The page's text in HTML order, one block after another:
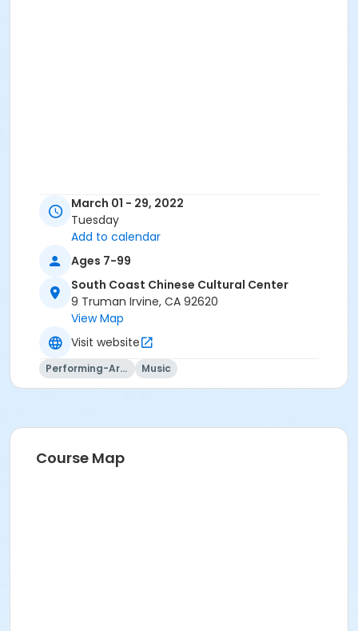
March 01 - 29, 2022
Tuesday
Add to calendar
Ages 7-99
South Coast Chinese Cultural Center
9 Truman Irvine, CA 92620
View Map
Visit website
Performing-Arts Music
Course Map